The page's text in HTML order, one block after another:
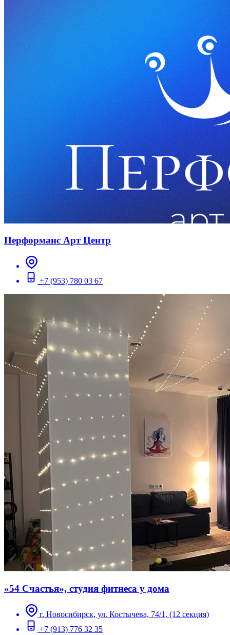
Перформанс Арт Центр
+7 (953) 780 03 67
«54 Счастья», студия фитнеса у дома
г. Новосибирск, ул. Костычева, 74/1, (12 секция)
+7 (913) 776 32 35